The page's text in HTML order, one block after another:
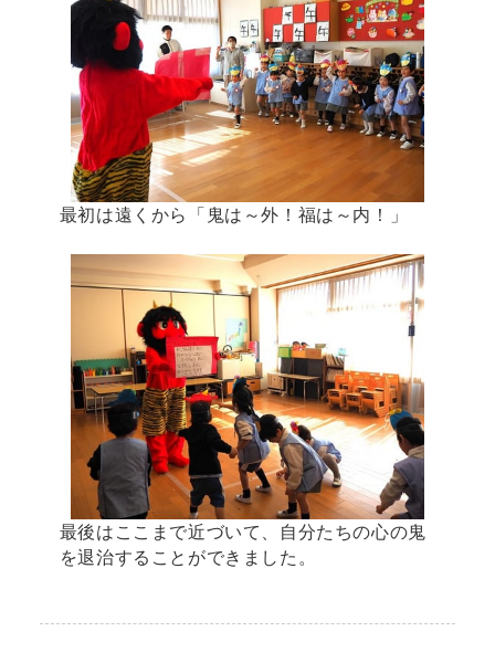
最初は遠くから「鬼は～外！福は～内！」
最後はここまで近づいて、自分たちの心の鬼
を退治することができました。